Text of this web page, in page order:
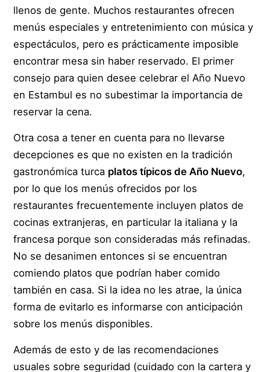
llenos de gente. Muchos restaurantes ofrecen
menús especiales y entretenimiento con música y
espectáculos, pero es prácticamente imposible
encontrar mesa sin haber reservado. El primer
consejo para quien desee celebrar el Año Nuevo
en Estambul es no subestimar la importancia de
reservar la cena.
Otra cosa a tener en cuenta para no llevarse
decepciones es que no existen en la tradición
gastronómica turca platos típicos de Año Nuevo,
por lo que los menús ofrecidos por los
restaurantes frecuentemente incluyen platos de
cocinas extranjeras, en particular la italiana y la
francesa porque son consideradas más refinadas.
No se desanimen entonces si se encuentran
comiendo platos que podrían haber comido
también en casa. Si la idea no les atrae, la única
forma de evitarlo es informarse con anticipación
sobre los menús disponibles.
Además de esto y de las recomendaciones
usuales sobre seguridad (cuidado con la cartera y